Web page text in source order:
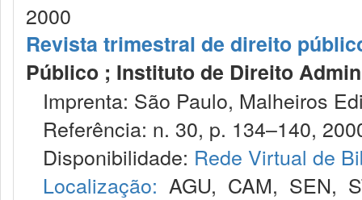
2000
Revista trimestral de direito
Público ; Instituto de Direito
Imprenta: São Paulo, Malheiros
Referência: n. 30, p. 134–140,
Disponibilidade: Rede Virtual de
Localização: AGU, CAM, SEN,